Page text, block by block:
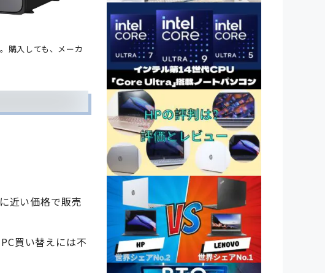
購入しても、メーカ
近い価格で販売
買い替えには不